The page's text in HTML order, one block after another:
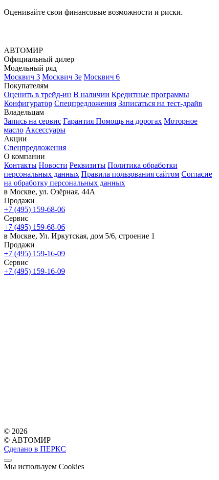
Оценивайте свои финансовые возможности и риски.
АВТОМИР
Официальный дилер
Модельный ряд
Москвич 3 Москвич 3е Москвич 6
Покупателям
Оценить в трейд-ин В наличии Кредитные программы
Конфигуратор Спецпредложения Записаться на тест-драйв
Владельцам
Запись на сервис Гарантия Помощь на дорогах Моторное
масло Аксессуары
Акции
Спецпредложения
О компании
Контакты Новости Реквизиты Политика обработки
персональных данных Правила пользования сайтом Согласие
на обработку персональных данных
в Москве, ул. Озёрная, 44А
Продажи
+7 (495) 159-68-06
Сервис
+7 (495) 159-68-06
в Москве, Ул. Иркутская, дом 5/6, строение 1
Продажи
+7 (495) 159-16-09
Сервис
+7 (495) 159-16-09
© 2026
© АВТОМИР
Сделано в ПЕРКС
Мы используем Cookies